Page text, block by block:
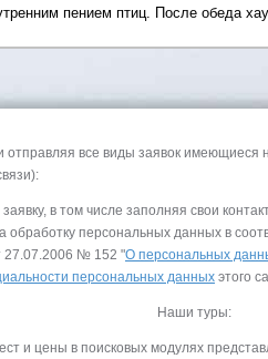
Все виды отдыха в России
Автобусные туры на черное
Соль-Илецк автобусом
Детские лагеря в Туапсе
Великий Устюгна 2027
(реализация тура начнется
пением птиц. После обеда
отправляя все виды заявок имеющиеся
в том числе заполняя свои
обработку персональных данных в
27.07.2006 № 152 "О персональных
персональных данных этого
Наши туры:
и цены в поисковых модулях